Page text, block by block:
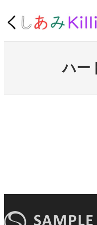
を
ハー